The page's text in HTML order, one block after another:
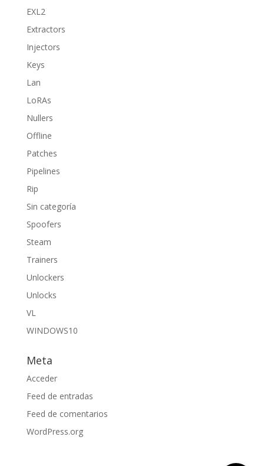
EXL2
Extractors
Injectors
Keys
Lan
LoRAs
Nullers
Offline
Patches
Pipelines
Rip
Sin categoría
Spoofers
Steam
Trainers
Unlockers
Unlocks
VL
WINDOWS10
Meta
Acceder
Feed de entradas
Feed de comentarios
WordPress.org